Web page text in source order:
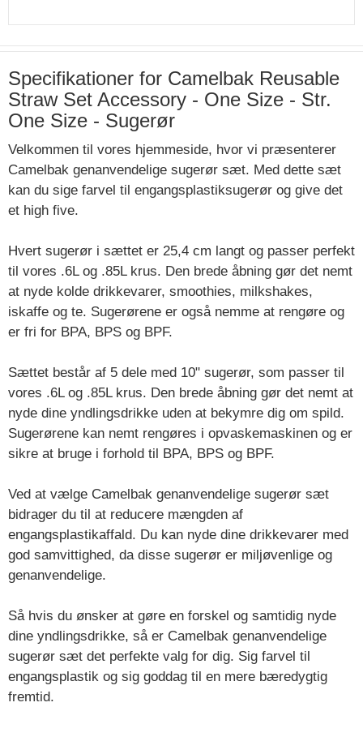
Specifikationer for Camelbak Reusable
Straw Set Accessory - One Size - Str.
One Size - Sugerør
Velkommen til vores hjemmeside, hvor vi præsenterer
Camelbak genanvendelige sugerør sæt. Med dette sæt
kan du sige farvel til engangsplastiksugerør og give det
et high five.
Hvert sugerør i sættet er 25,4 cm langt og passer perfekt
til vores .6L og .85L krus. Den brede åbning gør det nemt
at nyde kolde drikkevarer, smoothies, milkshakes,
iskaffe og te. Sugerørene er også nemme at rengøre og
er fri for BPA, BPS og BPF.
Sættet består af 5 dele med 10" sugerør, som passer til
vores .6L og .85L krus. Den brede åbning gør det nemt at
nyde dine yndlingsdrikke uden at bekymre dig om spild.
Sugerørene kan nemt rengøres i opvaskemaskinen og er
sikre at bruge i forhold til BPA, BPS og BPF.
Ved at vælge Camelbak genanvendelige sugerør sæt
bidrager du til at reducere mængden af
engangsplastikaffald. Du kan nyde dine drikkevarer med
god samvittighed, da disse sugerør er miljøvenlige og
genanvendelige.
Så hvis du ønsker at gøre en forskel og samtidig nyde
dine yndlingsdrikke, så er Camelbak genanvendelige
sugerør sæt det perfekte valg for dig. Sig farvel til
engangsplastik og sig goddag til en mere bæredygtig
fremtid.